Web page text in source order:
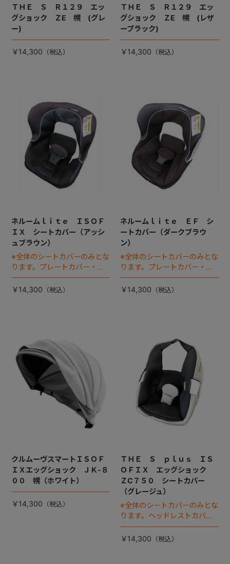
ＴＨＥ Ｓ Ｒ１２９ エッ
グショック ＺE 幌 (グレ
ー)
￥14,300
ＴＨＥ Ｓ Ｒ１２９ エッ
グショック ＺE 幌 (レザ
ーブラック)
￥14,300
ネルームｌｉｔｅ ＩＳＯＦ
ＩＸ シートカバー（アッシ
ュブラウン）
※全体のシートカバーのみとな
ります。プレートカバー・中
のヘッドパッドは別売りで
す。
￥14,300
ネルームｌｉｔｅ ＥＦ シ
ートカバー（ダークブラウ
ン）
※全体のシートカバーのみとな
ります。プレートカバー・中
のヘッドパッドは別売りで
す。
￥14,300
クルムーヴスマートＩＳＯＦ
ＩＸエッグショック ＪＫ-８
００ 幌（ホワイト）
￥14,300
ＴＨＥ Ｓ ｐｌｕｓ ＩＳ
ＯＦＩＸ エッグショック
ＺC７５０ シートカバー
（グレージュ）
※全体のシートカバーのみとな
ります。ヘッドレストカバー
は別売りです。
￥14,300